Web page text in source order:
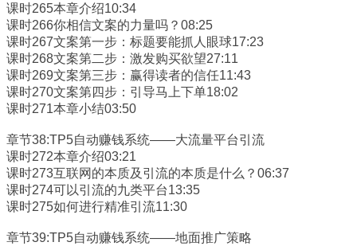
课时265本章介绍10:34
课时266你相信文案的力量吗？08:25
课时267文案第一步：标题要能抓人眼球17:23
课时268文案第二步：激发购买欲望27:11
课时269文案第三步：赢得读者的信任11:43
课时270文案第四步：引导马上下单18:02
课时271本章小结03:50
章节38:TP5自动赚钱系统——大流量平台引流
课时272本章介绍03:21
课时273互联网的本质及引流的本质是什么？06:37
课时274可以引流的九类平台13:35
课时275如何进行精准引流11:30
章节39:TP5自动赚钱系统——地面推广策略